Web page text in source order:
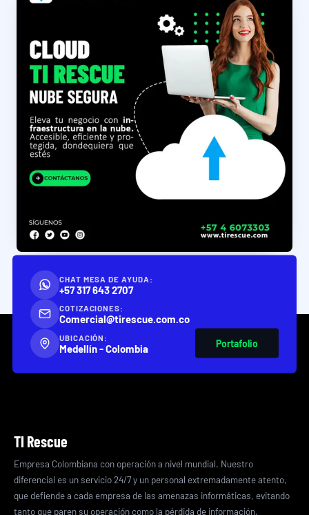
CHAT MESA DE AYUDA:
+57 317 643 2707
COTIZACIONES:
Comercial@tirescue.com.co
UBICACIÓN:
Medellín - Colombia Portafolio
TI Rescue
Empresa Colombiana con operación a nivel mundial. Nuestro
diferencial es un servicio 24/7 y un personal extremadamente atento,
que defiende a cada empresa de las amenazas informáticas, evitando
tanto que paren su operación como la pérdida de información.